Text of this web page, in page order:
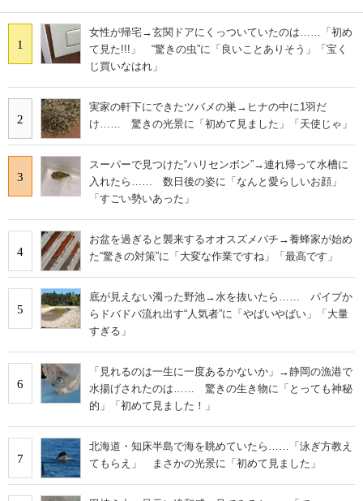
1
女性が帰宅→玄関ドアにくっついていたのは……「初め
て見た!!!」 “驚きの虫”に「良いことありそう」「宝く
じ買いなはれ」
2
実家の軒下にできたツバメの巣→ヒナの中に1羽だ
け…… 驚きの光景に「初めて見ました」「天使じゃ」
3
スーパーで見つけた“ハリセンボン”→連れ帰って水槽に
入れたら…… 数日後の姿に「なんと愛らしいお顔」
「すごい勢いあった」
4
お盆を過ぎると襲来するオオスズメバチ→養蜂家が始め
た“驚きの対策”に「大変な作業ですね」「最高です」
5
底が見えない濁った野池→水を抜いたら…… パイプか
らドバドバ流れ出す“人気者”に「やばいやばい」「大量
すぎる」
6
「見れるのは一生に一度あるかないか」→静岡の漁港で
水揚げされたのは…… 驚きの生き物に「とっても神秘
的」「初めて見ました！」
7
北海道・知床半島で海を眺めていたら……「泳ぎ方教え
てもらえ」 まさかの光景に「初めて見ました」